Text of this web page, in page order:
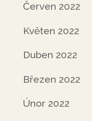
Červen 2022
Květen 2022
Duben 2022
Březen 2022
Únor 2022